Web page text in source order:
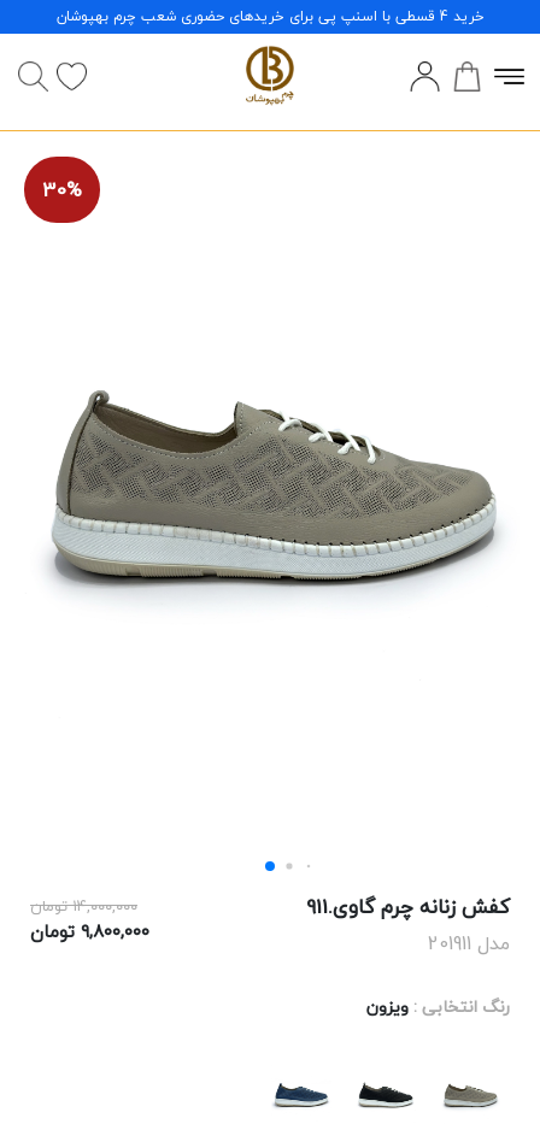
خرید 4 قسطی با اسنپ پی برای خریدهای حضوری شعب چرم بهپوشان
30%
کفش زنانه چرم گاوی.911
مدل 201911
۱۴,۰۰۰,۰۰۰ تومان
۹,۸۰۰,۰۰۰ تومان
رنگ انتخابی : ویزون